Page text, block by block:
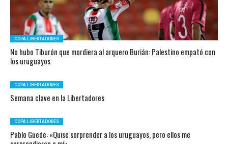
COPA LIBERTADORES
No hubo Tiburón que mordiera al arquero Burián: Palestino empató con
los uruguayos
COPA LIBERTADORES
Semana clave en la Libertadores
COPA LIBERTADORES
Pablo Guede: «Quise sorprender a los uruguayos, pero ellos me